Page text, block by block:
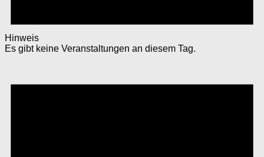
Hinweis
Es gibt keine Veranstaltungen an diesem Tag.